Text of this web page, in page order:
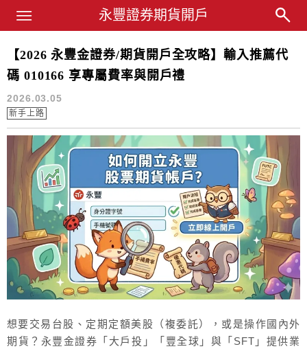
永豐業務經理杜昭逸Blog
永豐證券期貨開戶
Main Menu
永豐金證券
【2026 永豐金證券/期貨開戶全攻略】輸入推薦代
碼 010166 享專屬費率與開戶禮
2026.03.05
新手上路
想要交易台股、定期定額美股（複委託），或是操作國內外
期貨？永豐金證券「大戶投」「豐全球」與「SFT」提供業